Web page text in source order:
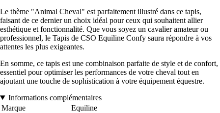
Le thème "Animal Cheval" est parfaitement illustré dans ce tapis,
faisant de ce dernier un choix idéal pour ceux qui souhaitent allier
esthétique et fonctionnalité. Que vous soyez un cavalier amateur ou
professionnel, le Tapis de CSO Equiline Confy saura répondre à vos
attentes les plus exigeantes.
En somme, ce tapis est une combinaison parfaite de style et de confort,
essentiel pour optimiser les performances de votre cheval tout en
ajoutant une touche de sophistication à votre équipement équestre.
Informations complémentaires
Marque
Equiline